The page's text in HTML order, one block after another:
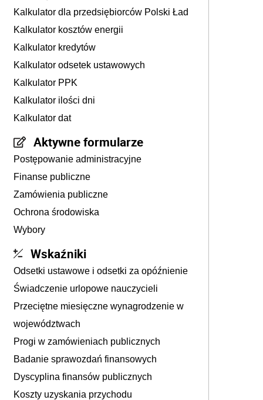
Kalkulator dla przedsiębiorców Polski Ład
Kalkulator kosztów energii
Kalkulator kredytów
Kalkulator odsetek ustawowych
Kalkulator PPK
Kalkulator ilości dni
Kalkulator dat
Aktywne formularze
Postępowanie administracyjne
Finanse publiczne
Zamówienia publiczne
Ochrona środowiska
Wybory
Wskaźniki
Odsetki ustawowe i odsetki za opóźnienie
Świadczenie urlopowe nauczycieli
Przeciętne miesięczne wynagrodzenie w
województwach
Progi w zamówieniach publicznych
Badanie sprawozdań finansowych
Dyscyplina finansów publicznych
Koszty uzyskania przychodu